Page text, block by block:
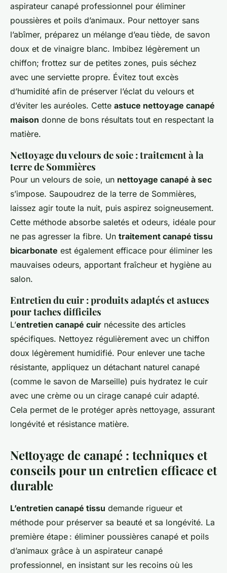
aspirateur canapé professionnel pour éliminer
poussières et poils d’animaux. Pour nettoyer sans
l’abîmer, préparez un mélange d’eau tiède, de savon
doux et de vinaigre blanc. Imbibez légèrement un
chiffon; frottez sur de petites zones, puis séchez
avec une serviette propre. Évitez tout excès
d’humidité afin de préserver l’éclat du velours et
d’éviter les auréoles. Cette astuce nettoyage canapé
maison donne de bons résultats tout en respectant la
matière.
Nettoyage du velours de soie : traitement à la
terre de Sommières
Pour un velours de soie, un nettoyage canapé à sec
s’impose. Saupoudrez de la terre de Sommières,
laissez agir toute la nuit, puis aspirez soigneusement.
Cette méthode absorbe saletés et odeurs, idéale pour
ne pas agresser la fibre. Un traitement canapé tissu
bicarbonate est également efficace pour éliminer les
mauvaises odeurs, apportant fraîcheur et hygiène au
salon.
Entretien du cuir : produits adaptés et astuces
pour taches difficiles
L’entretien canapé cuir nécessite des articles
spécifiques. Nettoyez régulièrement avec un chiffon
doux légèrement humidifié. Pour enlever une tache
résistante, appliquez un détachant naturel canapé
(comme le savon de Marseille) puis hydratez le cuir
avec une crème ou un cirage canapé cuir adapté.
Cela permet de le protéger après nettoyage, assurant
longévité et résistance matière.
Nettoyage de canapé : techniques et
conseils pour un entretien efficace et
durable
L’entretien canapé tissu demande rigueur et
méthode pour préserver sa beauté et sa longévité. La
première étape : éliminer poussières canapé et poils
d’animaux grâce à un aspirateur canapé
professionnel, en insistant sur les recoins où les